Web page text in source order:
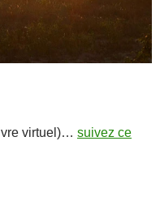
virtuel)… suivez ce